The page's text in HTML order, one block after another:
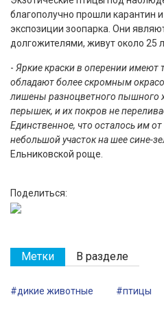
благополучно прошли карантин
экспозиции зоопарка. Они
долгожителями, живут около 25
- Яркие краски в оперении
обладают более скромным
лишены разноцветного пышного
перышек, и их покров не
Единственное, что осталось им
небольшой участок на шее сине-
Ельниковской роще.
Поделиться:
Метки В разделе
#дикие животные #птицы